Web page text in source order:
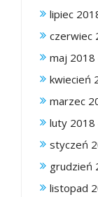
lipiec
czerwiec
maj 2018
kwiecień
marzec
luty 2018
styczeń
grudzień
listopad